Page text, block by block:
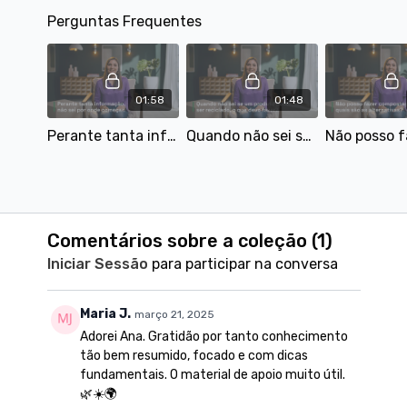
Perguntas Frequentes
01:58
Perante tanta informação, não sei por onde começar.
01:48
Quando não sei se um produto pode ser reciclado, o que devo fazer?
Comentários sobre a coleção (1)
Iniciar Sessão para participar na conversa
Maria J. março 21, 2025
Adorei Ana. Gratidão por tanto conhecimento
tão bem resumido, focado e com dicas
fundamentais. O material de apoio muito útil.
🌿☀️🌍